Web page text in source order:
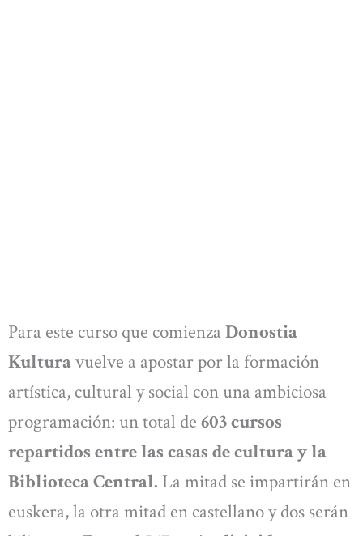
Para este curso que comienza Donostia
Kulturavuelve a apostar por la formación
artística, cultural y social con una ambiciosa
programación: un total de 603 cursos
repartidos entre las casas de cultura y la
Biblioteca Central. La mitad se impartirán en
euskera, la otra mitad en castellano y dos serán